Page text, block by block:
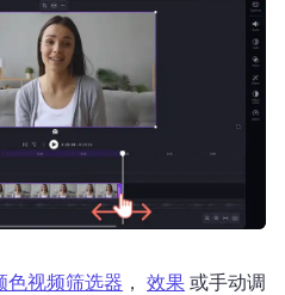
色视频筛选器 ， 效果 或手动调